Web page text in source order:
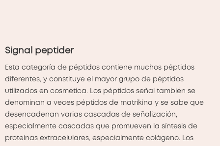
Signal peptider
Esta categoría de péptidos contiene muchos péptidos
diferentes, y constituye el mayor grupo de péptidos
utilizados en cosmética. Los péptidos señal también se
denominan a veces péptidos de matrikina y se sabe que
desencadenan varias cascadas de señalización,
especialmente cascadas que promueven la síntesis de
proteínas extracelulares, especialmente colágeno. Los